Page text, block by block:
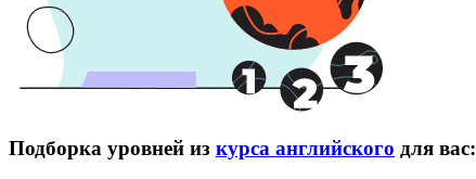
Подборка уровней из курса английского для вас: